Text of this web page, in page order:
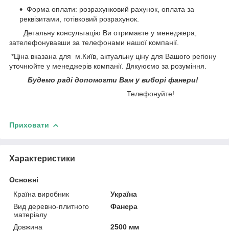
Форма оплати: розрахунковий рахунок, оплата за
реквізитами, готівковий розрахунок.
Детальну консультацію Ви отримаєте у менеджера,
зателефонувавши за телефонами нашої компанії.
*Ціна вказана для м.Київ, актуальну ціну для Вашого регіону
уточнюйте у менеджерів компанії. Дякуюємо за розуміння.
Будемо раді допомогти Вам у виборі фанери!
Телефонуйте!
Приховати
Характеристики
Основні
Країна виробник
Україна
Вид деревно-плитного
матеріалу
Фанера
Довжина 2500 мм